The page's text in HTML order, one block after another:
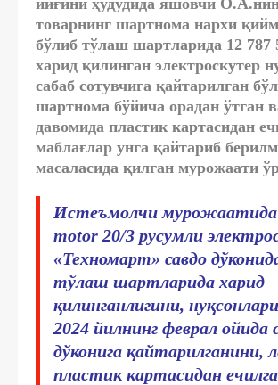
товарнинг шартнома нархи
бўлиб тўлаш шартларида 12 787
харид қилинган электроскутер
сабаб сотувчига қайтарилган
шартнома бўйича орадан ўтган
давомида пластик картасидан
маблағлар унга қайтариб
масаласида қилган мурожаати
Истеъмолчи мурожаатида
motor 20/3 русумли
«Техномарт» савдо
тўлаш шартларида харид
қилинганлигини,
2024 йилнинг феврал ойида
дўконига қайтарилганини,
пластик картасидан